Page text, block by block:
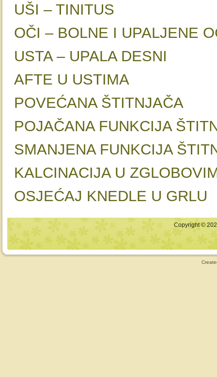
UŠI –
OČI – BOLNE I
USTA – UPALA
AFTE U
POVEĆANA
POJAČANA
SMANJENA
KALCINACIJA U
OSJEĆAJ KNEDLE U GRLU
Copyright ©